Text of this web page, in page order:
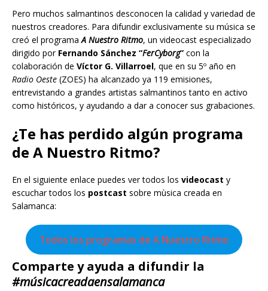
Pero muchos salmantinos desconocen la calidad y variedad de
nuestros creadores. Para difundir exclusivamente su música se
creó el programaA Nuestro Ritmo, un videocast especializado
dirigido por Fernando Sánchez “FerCyborg” con la
colaboración de Víctor G. Villarroel, que en su 5º año en
Radio Oeste (ZOES) ha alcanzado ya 119 emisiones,
entrevistando a grandes artistas salmantinos tanto en activo
como históricos, y ayudando a dar a conocer sus grabaciones.
¿Te has perdido algún programa
de A Nuestro Ritmo?
En el siguiente enlace puedes ver todos los videocast y
escuchar todos los postcast sobre mùsica creada en
Salamanca:
Todos los programas de A Nuestro Ritmo
Comparte y ayuda a difundir la
#músicacreadaensalamanca